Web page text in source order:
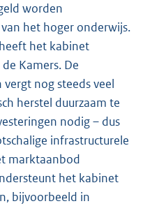
worden
het hoger onderwijs.
het kabinet
Kamers. De
nog steeds veel
herstel duurzaam te
nodig – dus
infrastructurele
marktaanbod
het kabinet
bijvoorbeeld in